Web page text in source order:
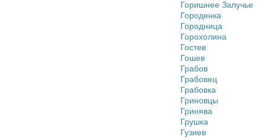
Горишнее Залучье
Городенка
Городница
Горохолина
Гостев
Гошев
Грабов
Грабовец
Грабовка
Гриновцы
Гринява
Грушка
Гузиев